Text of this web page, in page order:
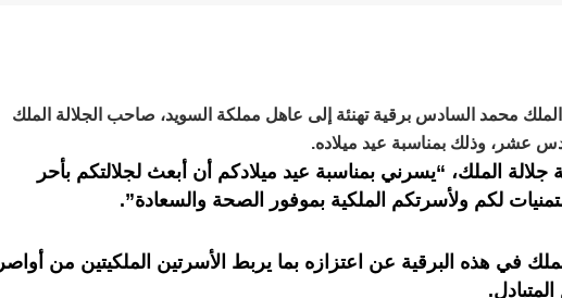
محمد السادس برقية تهنئة إلى عاهل مملكة السويد، صاحب الجلالة الملك
عشر، وذلك بمناسبة عيد ميلاده.
جلالة الملك، “يسرني بمناسبة عيد ميلادكم أن أبعث لجلالتكم بأحر
لكم ولأسرتكم الملكية بموفور الصحة والسعادة”.
في هذه البرقية عن اعتزازه بما يربط الأسرتين الملكيتين من أواصر